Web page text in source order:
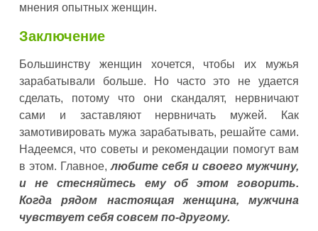
мнения опытных женщин.
Заключение
Большинству женщин хочется, чтобы их мужья
зарабатывали больше. Но часто это не удается
сделать, потому что они скандалят, нервничают
сами и заставляют нервничать мужей. Как
замотивировать мужа зарабатывать, решайте сами.
Надеемся, что советы и рекомендации помогут вам
в этом. Главное,любите себя и своего мужчину,
и не стесняйтесь ему об этом говорить.
Когда рядом настоящая женщина, мужчина
чувствует себя совсем по-другому.